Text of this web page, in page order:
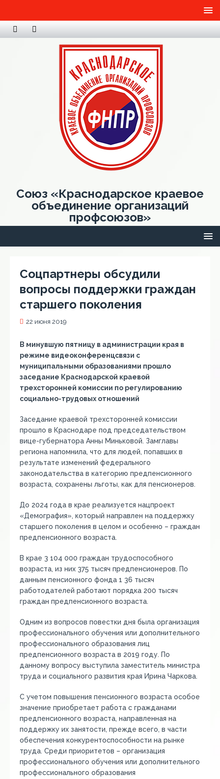
Союз «Краснодарское краевое
объединение организаций
профсоюзов»
Соцпартнеры обсудили
вопросы поддержки граждан
старшего поколения
22 июня 2019
В минувшую пятницу в администрации края в
режиме видеоконференцсвязи с
муниципальными образованиями прошло
заседание Краснодарской краевой
трехсторонней комиссии по регулированию
социально-трудовых отношений
Заседание краевой трехсторонней комиссии
прошло в Краснодаре под председательством
вице-губернатора Анны Миньковой. Замглавы
региона напомнила, что для людей, попавших в
результате изменений федерального
законодательства в категорию предпенсионного
возраста, сохранены льготы, как для пенсионеров.
До 2024 года в крае реализуется нацпроект
«Демография», который направлен на поддержку
старшего поколения в целом и особенно – граждан
предпенсионного возраста.
В крае 3 104 000 граждан трудоспособного
возраста, из них 375 тысяч предпенсионеров. По
данным пенсионного фонда 1 36 тысяч
работодателей работают порядка 200 тысяч
граждан предпенсионного возраста.
Одним из вопросов повестки дня была организация
профессионального обучения или дополнительного
профессионального образования лиц
предпенсионного возраста в 2019 году. По
данному вопросу выступила заместитель министра
труда и социального развития края Ирина Чаркова.
С учетом повышения пенсионного возраста особое
значение приобретает работа с гражданами
предпенсионного возраста, направленная на
поддержку их занятости, прежде всего, в части
обеспечения конкурентоспособности на рынке
труда. Среди приоритетов – организация
профессионального обучения или дополнительного
профессионального образования